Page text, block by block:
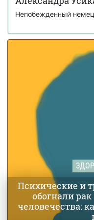
стал первым в
UFC (видео)
25 августа 16:20 Ученые из
сенсационном
Непобежденный немец
Психические и
обогнали
человечества: